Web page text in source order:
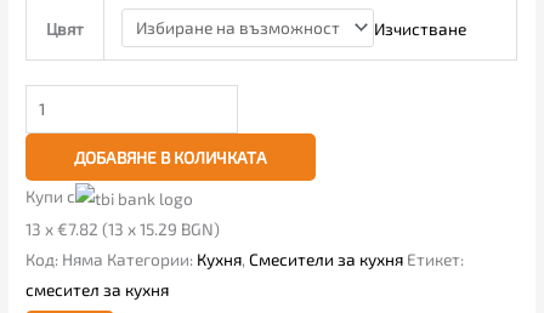
Цвят Изчистване
ДОБАВЯНЕ В КОЛИЧКАТА
Купи с
13 x €7.82 (13 x 15.29 BGN)
Код: Няма Категории: Кухня,Смесители за кухня Етикет:
смесител за кухня